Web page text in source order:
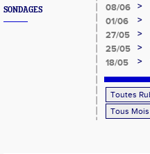
SONDAGES
08/06
>
01/06
>
27/05
>
25/05
>
18/05
>